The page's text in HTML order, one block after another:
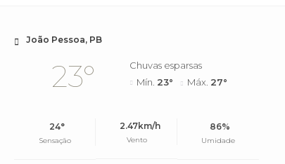
João Pessoa, PB
23°
Chuvas esparsas
Mín. 23° Máx. 27°
24°
Sensação
2.47km/h
Vento
86%
Umidade